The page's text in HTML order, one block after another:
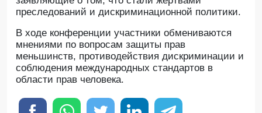
преследований и дискриминационной политики.
В ходе конференции участники обмениваются
мнениями по вопросам защиты прав
меньшинств, противодействия дискриминации и
соблюдения международных стандартов в
области прав человека.